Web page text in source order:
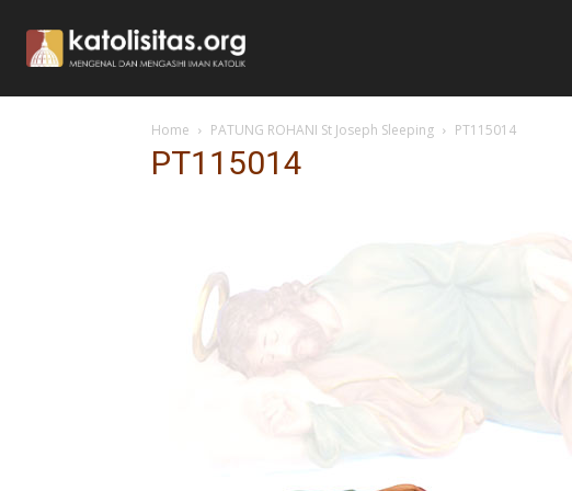
Home PATUNG ROHANI St Joseph Sleeping PT115014
PT115014